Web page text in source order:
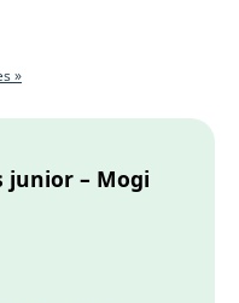
»
junior – Mogi